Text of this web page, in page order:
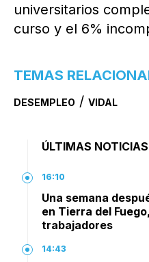
universitarios
curso y el 6%
TEMAS
DESEMPLEO / VIDAL
ÚLTIMAS NOTICIAS
16:10
Una semana
en Tierra del
trabajadores
14:43